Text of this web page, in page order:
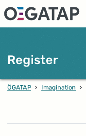
Register
ÖGATAP › Imagination ›